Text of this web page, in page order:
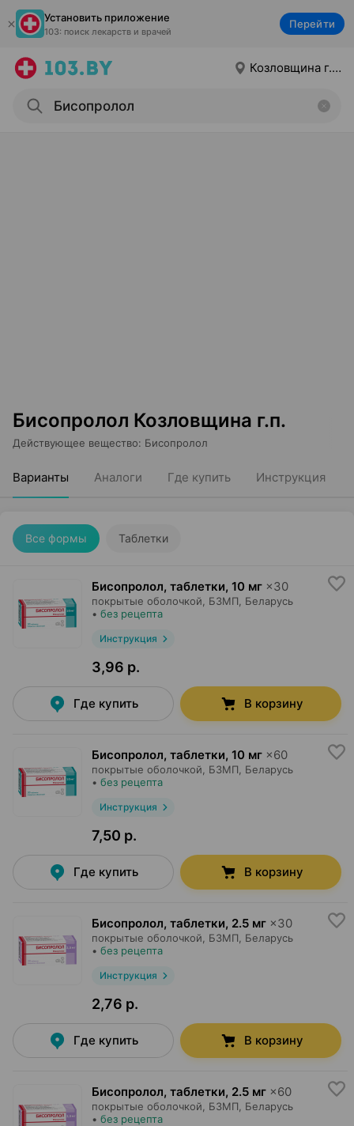
Установить приложение
103: поиск лекарств и врачей
Перейти
Козловщина г.п.
Бисопролол Козловщина г.п.
Действующее вещество: Бисопролол
Варианты Аналоги Где купить Инструкция
Все формы Таблетки
Бисопролол, таблетки, 10 мг ×30
покрытые оболочкой, БЗМП , Беларусь
• без рецепта
Инструкция
3,96 р.
Где купить В корзину
Бисопролол, таблетки, 10 мг ×60
покрытые оболочкой, БЗМП , Беларусь
• без рецепта
Инструкция
7,50 р.
Где купить В корзину
Бисопролол, таблетки, 2.5 мг ×30
покрытые оболочкой, БЗМП , Беларусь
• без рецепта
Инструкция
2,76 р.
Где купить В корзину
Бисопролол, таблетки, 2.5 мг ×60
покрытые оболочкой, БЗМП , Беларусь
• без рецепта